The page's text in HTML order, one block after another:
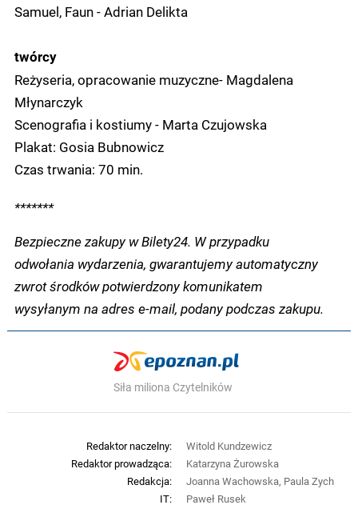
Samuel, Faun - Adrian Delikta
twórcy
Reżyseria, opracowanie muzyczne- Magdalena
Młynarczyk
Scenografia i kostiumy - Marta Czujowska
Plakat: Gosia Bubnowicz
Czas trwania: 70 min.
*******
Bezpieczne zakupy w Bilety24. W przypadku
odwołania wydarzenia, gwarantujemy automatyczny
zwrot środków potwierdzony komunikatem
wysyłanym na adres e-mail, podany podczas zakupu.
Siła miliona Czytelników
Redaktor naczelny:
Witold Kundzewicz
Redaktor prowadząca:
Katarzyna Żurowska
Redakcja:
Joanna Wachowska, Paula Zych
IT:
Paweł Rusek